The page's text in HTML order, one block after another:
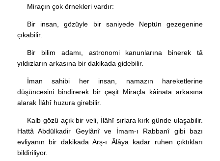
Miraçın çok örnekleri vardır:
Bir insan, gözüyle bir saniyede Neptün gezegenine
çıkabilir.
Bir bilim adamı, astronomi kanunlarına binerek tâ
yıldızların arkasına bir dakikada gidebilir.
İman sahibi her insan, namazın hareketlerine
düşüncesini bindirerek bir çeşit Miraçla kâinata arkasına
alarak İlâhî huzura girebilir.
Kalb gözü açık bir veli, İlâhî sırlara kırk günde ulaşabilir.
Hattâ Abdülkadir Geylânî ve İmam-ı Rabbanî gibi bazı
evliyanın bir dakikada Arş-ı Âlâya kadar ruhen çıktıkları
bildiriliyor.